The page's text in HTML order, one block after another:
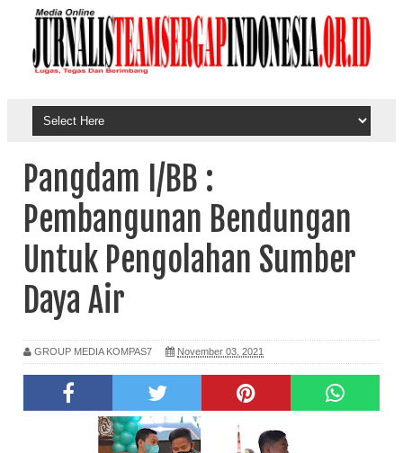
Pangdam I/BB :
Pembangunan Bendungan
Untuk Pengolahan Sumber
Daya Air
GROUP MEDIA KOMPAS7 November 03, 2021